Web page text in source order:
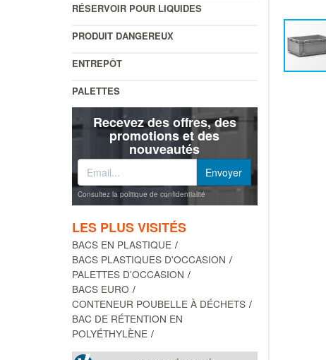
RÉSERVOIR POUR LIQUIDES
PRODUIT DANGEREUX
ENTREPÔT
PALETTES
Recevez des offres, des
promotions et des
nouveautés
Consultez la politique de confidentialité
LES PLUS VISITÉS
BACS EN PLASTIQUE
BACS PLASTIQUES D'OCCASION
PALETTES D'OCCASION
BACS EURO
CONTENEUR POUBELLE À DÉCHETS
BAC DE RÉTENTION EN
POLYÉTHYLÈNE